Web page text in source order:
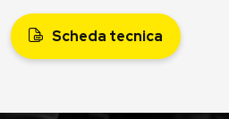
Scheda tecnica